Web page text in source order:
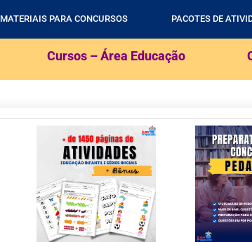
MATERIAIS PARA CONCURSOS PACOTES DE
Cursos – Área Educação